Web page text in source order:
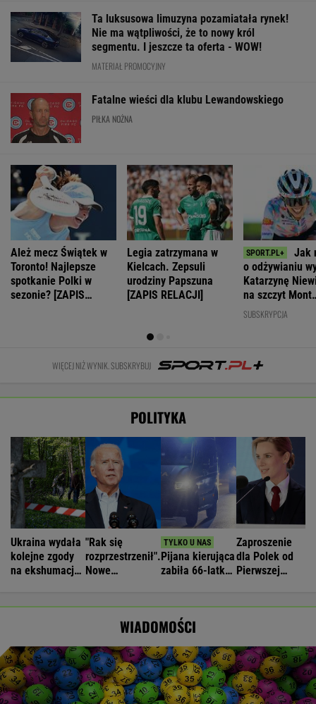
Ta luksusowa limuzyna pozamiatała rynek!
Nie ma wątpliwości, że to nowy król
segmentu. I jeszcze ta oferta - WOW!
MATERIAŁ PROMOCYJNY
Fatalne wieści dla klubu Lewandowskiego
PIŁKA NOŻNA
Ależ mecz Świątek w
Toronto! Najlepsze
spotkanie Polki w
sezonie? [ZAPIS
Legia zatrzymana w
Kielcach. Zepsuli
urodziny Papszuna
[ZAPIS RELACJI]
Jak
o odżywianiu
Katarzynę
na szczyt Mont
Ventoux
SUBSKRYPCJA
WIĘCEJ NIŻ WYNIK. SUBSKRYBUJ
POLITYKA
Ukraina wydała
kolejne zgody
na ekshumacje
"Rak się
rozprzestrzenił".
Nowe
Pijana kierująca
zabiła 66-latkę.
Zaproszenie
dla Polek od
Pierwszej
WIADOMOŚCI